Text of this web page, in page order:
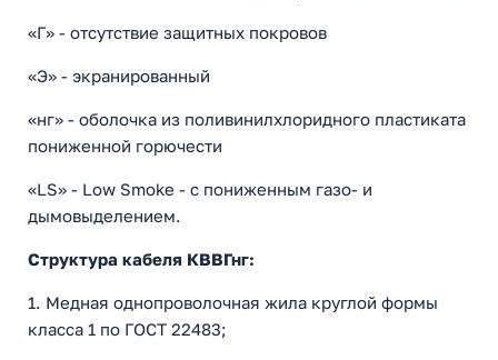
«Г» - отсутствие защитных покровов
«Э» - экранированный
«нг» - оболочка из поливинилхлоридного пластиката
пониженной горючести
«LS» - Low Smoke - с пониженным газо- и
дымовыделением.
Структура кабеля КВВГнг:
1. Медная однопроволочная жила круглой формы
класса 1 по ГОСТ 22483;